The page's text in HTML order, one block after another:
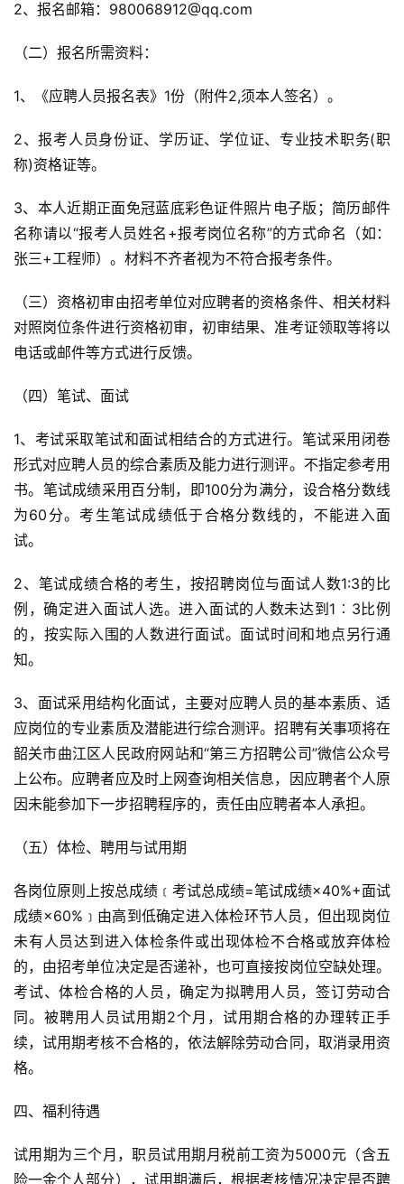
2、报名邮箱：980068912@qq.com
（二）报名所需资料：
1、《应聘人员报名表》1份（附件2,须本人签名）。
2、报考人员身份证、学历证、学位证、专业技术职务(职
称)资格证等。
3、本人近期正面免冠蓝底彩色证件照片电子版；简历邮件
名称请以“报考人员姓名+报考岗位名称”的方式命名（如：
张三+工程师）。材料不齐者视为不符合报考条件。
（三）资格初审由招考单位对应聘者的资格条件、相关材料
对照岗位条件进行资格初审，初审结果、准考证领取等将以
电话或邮件等方式进行反馈。
（四）笔试、面试
1、考试采取笔试和面试相结合的方式进行。笔试采用闭卷
形式对应聘人员的综合素质及能力进行测评。不指定参考用
书。笔试成绩采用百分制，即100分为满分，设合格分数线
为60分。考生笔试成绩低于合格分数线的，不能进入面
试。
2、笔试成绩合格的考生，按招聘岗位与面试人数1:3的比
例，确定进入面试人选。进入面试的人数未达到1︰3比例
的，按实际入围的人数进行面试。面试时间和地点另行通
知。
3、面试采用结构化面试，主要对应聘人员的基本素质、适
应岗位的专业素质及潜能进行综合测评。招聘有关事项将在
韶关市曲江区人民政府网站和“第三方招聘公司”微信公众号
上公布。应聘者应及时上网查询相关信息，因应聘者个人原
因未能参加下一步招聘程序的，责任由应聘者本人承担。
（五）体检、聘用与试用期
各岗位原则上按总成绩﹝考试总成绩=笔试成绩×40%+面试
成绩×60%﹞由高到低确定进入体检环节人员，但出现岗位
未有人员达到进入体检条件或出现体检不合格或放弃体检
的，由招考单位决定是否递补，也可直接按岗位空缺处理。
考试、体检合格的人员，确定为拟聘用人员，签订劳动合
同。被聘用人员试用期2个月，试用期合格的办理转正手
续，试用期考核不合格的，依法解除劳动合同，取消录用资
格。
四、福利待遇
试用期为三个月，职员试用期月税前工资为5000元（含五
险一金个人部分），试用期满后，根据考核情况决定是否聘